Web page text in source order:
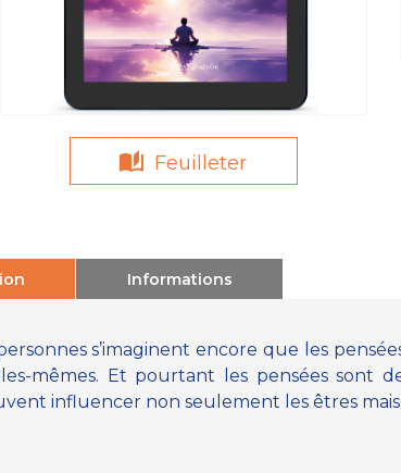
Feuilleter
Informations
s’imaginent encore que les
mêmes. Et pourtant les pensées sont
influencer non seulement les êtres mais